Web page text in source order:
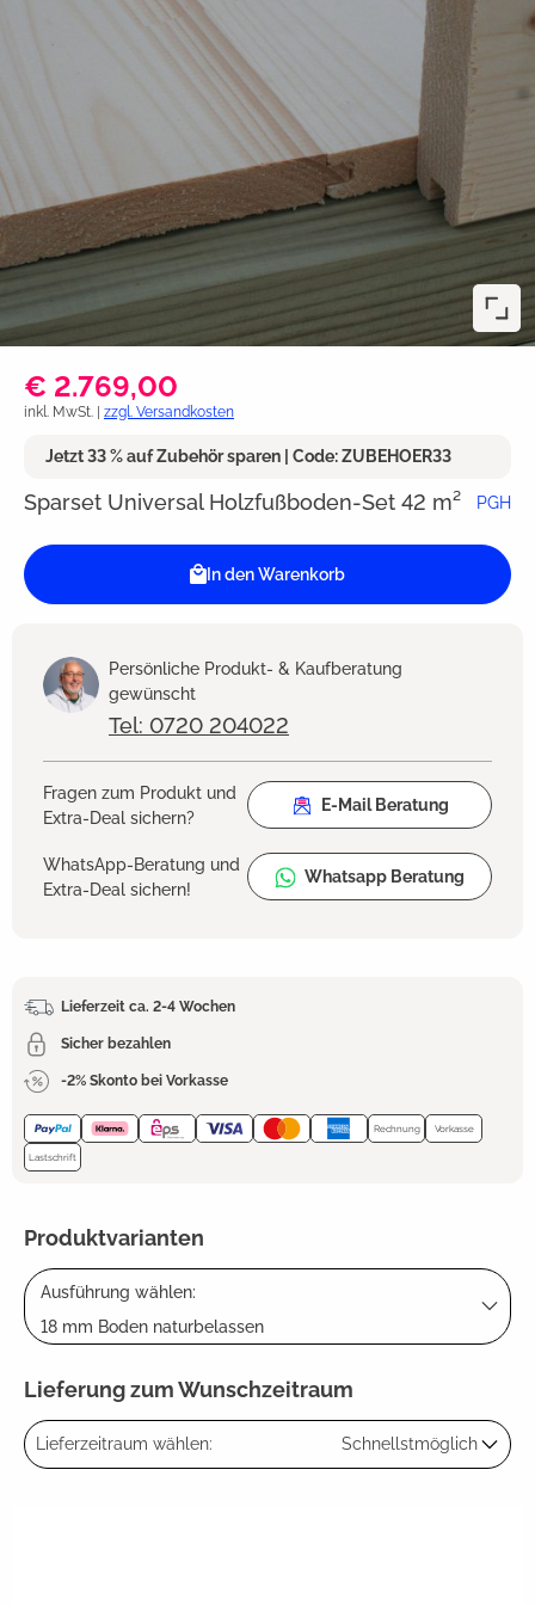
€ 2.769,00
inkl. MwSt. | zzgl. Versandkosten
Jetzt 33 % auf Zubehör sparen | Code: ZUBEHOER33
Sparset Universal Holzfußboden-Set 42 m² PGH
In den Warenkorb
Persönliche Produkt- & Kaufberatung
gewünscht
Tel: 0720 204022
Fragen zum Produkt und
Extra-Deal sichern?
E-Mail Beratung
WhatsApp-Beratung und
Extra-Deal sichern!
Whatsapp Beratung
Lieferzeit ca. 2-4 Wochen
Sicher bezahlen
-2% Skonto bei Vorkasse
Rechnung Vorkasse
Lastschrift
Produktvarianten
Ausführung wählen:
18 mm Boden naturbelassen
Lieferung zum Wunschzeitraum
Lieferzeitraum wählen: Schnellstmöglich